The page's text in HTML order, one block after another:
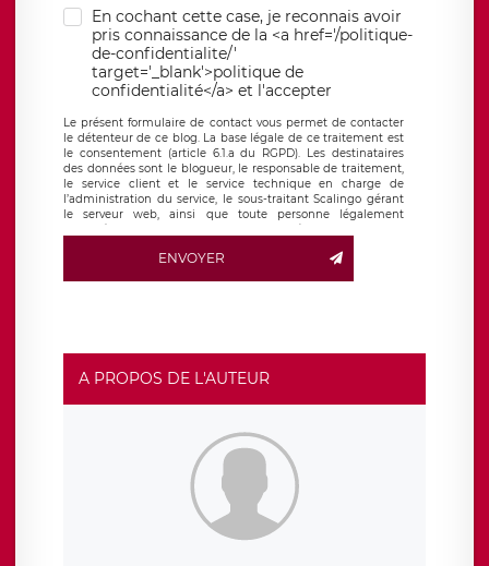
En cochant cette case, je reconnais avoir
pris connaissance de la <a href='/politique-
de-confidentialite/'
target='_blank'>politique de
confidentialité</a> et l'accepter
Le présent formulaire de contact vous permet de contacter
le détenteur de ce blog. La base légale de ce traitement est
le consentement (article 6.1.a du RGPD). Les destinataires
des données sont le blogueur, le responsable de traitement,
le service client et le service technique en charge de
l’administration du service, le sous-traitant Scalingo gérant
le serveur web, ainsi que toute personne légalement
autorisée. Le formulaire de contact à destination du
basé en France et offrant des
clauses de protection
limitation du traitement relatif à vos données à caractère
données. Vous pouvez exercer ces droits auprès du délégué
de traitement est la société LÉGAVOX, sis 9 rue Léopold
Sédar Senghor, joignable à l’adresse mail :
responsabledetraitement@legavox.fr. Vous avez également
le droit d’introduire une réclamation auprès d’une autorité
ENVOYER
A PROPOS DE L'AUTEUR